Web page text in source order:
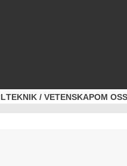
TEKNIK / VETENSKAPOM OSS